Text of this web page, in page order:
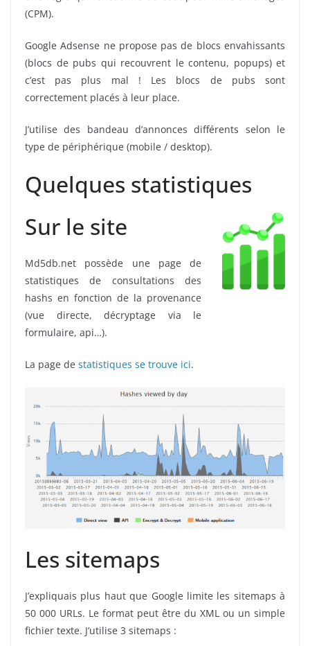
(CPM).
Google Adsense ne propose pas de blocs envahissants
(blocs de pubs qui recouvrent le contenu, popups) et
c’est pas plus mal ! Les blocs de pubs sont
correctement placés à leur place.
J’utilise des bandeau d’annonces différents selon le
type de périphérique (mobile / desktop).
Quelques statistiques
Sur le site
Md5db.net possède une page de
statistiques de consultations des
hashs en fonction de la provenance
(vue directe, décryptage via le
formulaire, api…).
La page de statistiques se trouve ici.
Les sitemaps
J’expliquais plus haut que Google limite les sitemaps à
50 000 URLs. Le format peut être du XML ou un simple
fichier texte. J’utilise 3 sitemaps :